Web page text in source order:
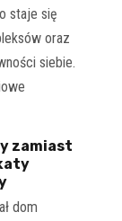
staje się
oraz
siebie.
zamiast
dom